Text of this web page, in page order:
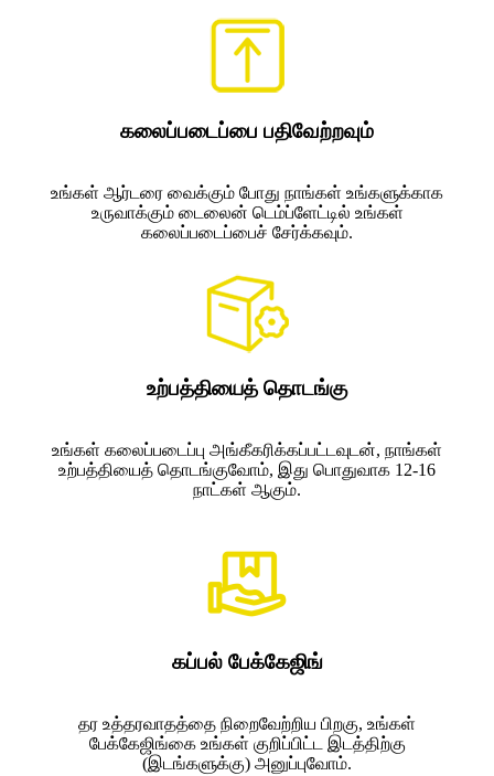
கலைப்படைப்பை பதிவேற்றவும்
உங்கள் ஆர்டரை வைக்கும் போது நாங்கள் உங்களுக்காக
உருவாக்கும் டைலைன் டெம்ப்ளேட்டில் உங்கள்
கலைப்படைப்பைச் சேர்க்கவும்.
உற்பத்தியைத் தொடங்கு
உங்கள் கலைப்படைப்பு அங்கீகரிக்கப்பட்டவுடன், நாங்கள்
உற்பத்தியைத் தொடங்குவோம், இது பொதுவாக 12-16
நாட்கள் ஆகும்.
கப்பல் பேக்கேஜிங்
தர உத்தரவாதத்தை நிறைவேற்றிய பிறகு, உங்கள்
பேக்கேஜிங்கை உங்கள் குறிப்பிட்ட இடத்திற்கு
(இடங்களுக்கு) அனுப்புவோம்.